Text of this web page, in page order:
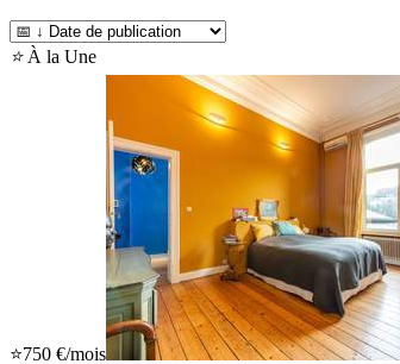
⭐À la Une
⭐750 €/mois